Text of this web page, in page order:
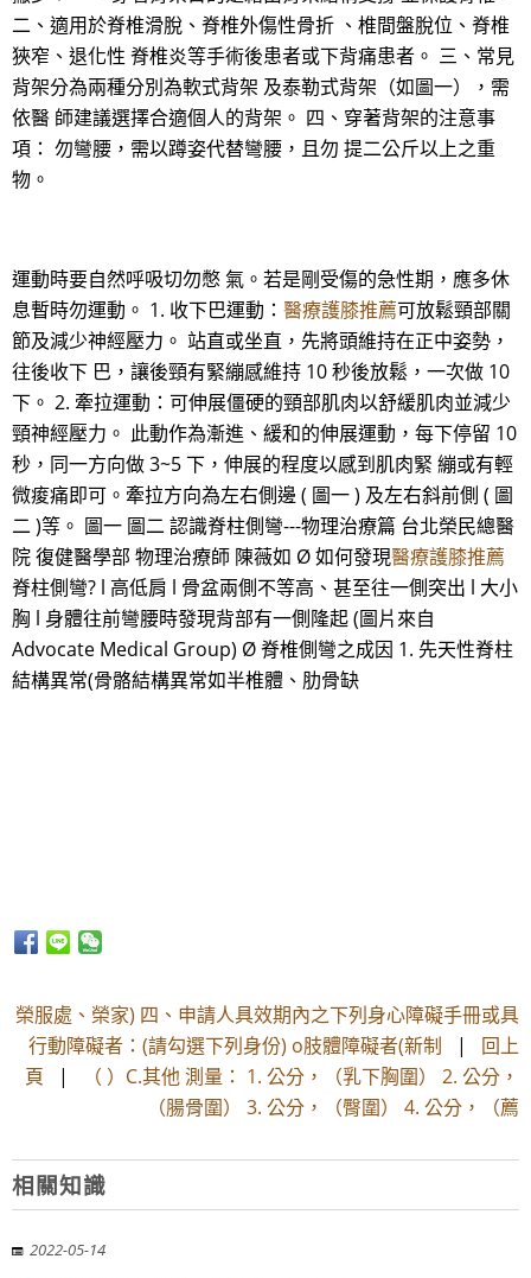
二、適用於脊椎滑脫、脊椎外傷性骨折 、椎間盤脫位、脊椎
狹窄、退化性 脊椎炎等手術後患者或下背痛患者。 三、常見
背架分為兩種分別為軟式背架 及泰勒式背架（如圖一），需
依醫 師建議選擇合適個人的背架。 四、穿著背架的注意事
項： 勿彎腰，需以蹲姿代替彎腰，且勿 提二公斤以上之重
物。
運動時要自然呼吸切勿憋 氣。若是剛受傷的急性期，應多休
息暫時勿運動。 1. 收下巴運動： 醫療護膝推薦可放鬆頸部關
節及減少神經壓力。 站直或坐直，先將頭維持在正中姿勢，
往後收下 巴，讓後頸有緊繃感維持 10 秒後放鬆，一次做 10
下。 2. 牽拉運動：可伸展僵硬的頸部肌肉以舒緩肌肉並減少
頸神經壓力。 此動作為漸進、緩和的伸展運動，每下停留 10
秒，同一方向做 3~5 下，伸展的程度以感到肌肉緊 繃或有輕
微痠痛即可。牽拉方向為左右側邊 ( 圖一 ) 及左右斜前側 ( 圖
二 )等。 圖一 圖二 認識脊柱側彎---物理治療篇 台北榮民總醫
院 復健醫學部 物理治療師 陳薇如 Ø 如何發現醫療護膝推薦
脊柱側彎? l 高低肩 l 骨盆兩側不等高、甚至往一側突出 l 大小
胸 l 身體往前彎腰時發現背部有一側隆起 (圖片來自
Advocate Medical Group) Ø 脊椎側彎之成因 1. 先天性脊柱
結構異常(骨骼結構異常如半椎體、肋骨缺
榮服處、榮家) 四、申請人具效期內之下列身心障礙手冊或具
行動障礙者：(請勾選下列身份) o肢體障礙者(新制
| 回上
頁 |
（ ）C.其他 測量： 1. 公分，（乳下胸圍） 2. 公分，
（腸骨圍） 3. 公分，（臀圍） 4. 公分，（薦
相關知識
2022-05-14